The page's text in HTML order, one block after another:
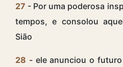
27 - Por uma poderosa
tempos, e consolou
Sião
28 - ele anunciou o